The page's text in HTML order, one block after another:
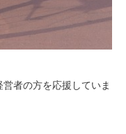
者の方を応援していま